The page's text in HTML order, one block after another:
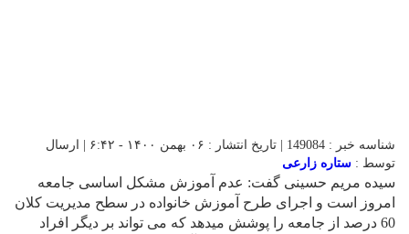
شناسه خبر : 149084 | تاریخ انتشار : ۰۶ بهمن ۱۴۰۰ - ۶:۴۲ | ارسال
توسط : ستاره زارعی
سیده مریم حسینی گفت: عدم آموزش مشکل اساسی جامعه
امروز است و اجرای طرح آموزش خانواده در سطح مدیریت کلان
60 درصد از جامعه را پوشش میدهد که می تواند بر دیگر افراد